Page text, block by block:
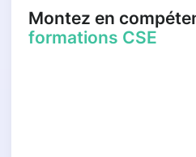
Montez en
formations CSE